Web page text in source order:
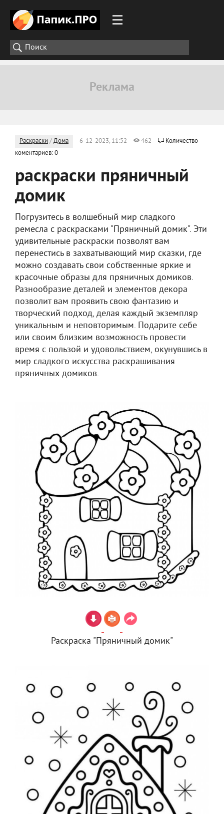
Раскраски /Дома 6-12-2023, 11:52 462
Количество
коментариев: 0
раскраски пряничный
домик
Погрузитесь в волшебный мир сладкого
ремесла с раскрасками "Пряничный домик". Эти
удивительные раскраски позволят вам
перенестись в захватывающий мир сказки, где
можно создавать свои собственные яркие и
красочные образы для пряничных домиков.
Разнообразие деталей и элементов декора
позволит вам проявить свою фантазию и
творческий подход, делая каждый экземпляр
уникальным и неповторимым. Подарите себе
или своим близким возможность провести
время с пользой и удовольствием, окунувшись в
мир сладкого искусства раскрашивания
пряничных домиков.
Раскраска "Пряничный домик"